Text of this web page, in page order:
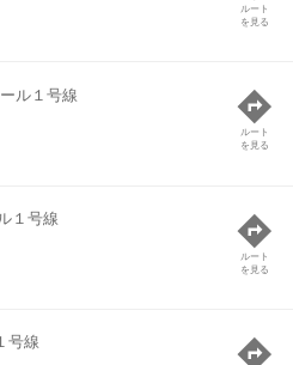
ルート
を見る
ル１号線
ルート
を見る
１号線
ルート
を見る
号線